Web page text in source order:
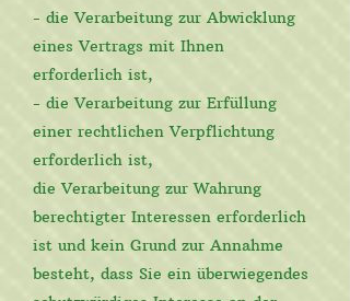
- die Verarbeitung zur Abwicklung
eines Vertrags mit Ihnen
erforderlich ist,
- die Verarbeitung zur Erfüllung
einer rechtlichen Verpflichtung
erforderlich ist,
die Verarbeitung zur Wahrung
berechtigter Interessen erforderlich
ist und kein Grund zur Annahme
besteht, dass Sie ein überwiegendes